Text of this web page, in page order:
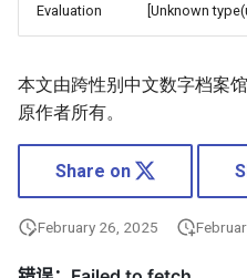
Evaluation [Unknown
本文由跨性别中文数字档案
原作者所有。
Share on
February 26, 2025